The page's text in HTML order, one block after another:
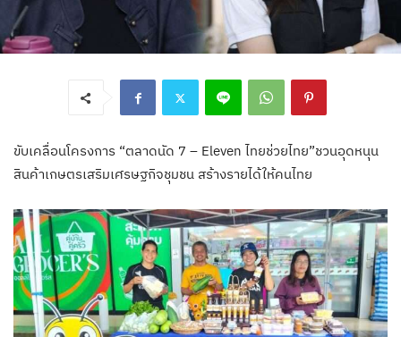
ขับเคลื่อนโครงการ “ตลาดนัด 7 – Eleven ไทยช่วยไทย”ชวนอุดหนุน
สินค้าเกษตรเสริมเศรษฐกิจชุมชน สร้างรายได้ให้คนไทย